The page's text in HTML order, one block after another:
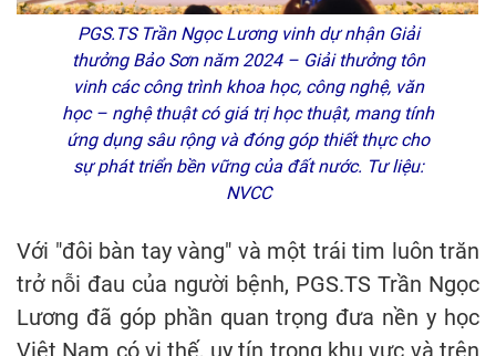
PGS.TS Trần Ngọc Lương vinh dự nhận Giải
thưởng Bảo Sơn năm 2024 – Giải thưởng tôn
vinh các công trình khoa học, công nghệ, văn
học – nghệ thuật có giá trị học thuật, mang tính
ứng dụng sâu rộng và đóng góp thiết thực cho
sự phát triển bền vững của đất nước. Tư liệu:
NVCC
Với "đôi bàn tay vàng" và một trái tim luôn trăn
trở nỗi đau của người bệnh, PGS.TS Trần Ngọc
Lương đã góp phần quan trọng đưa nền y học
Việt Nam có vị thế, uy tín trong khu vực và trên